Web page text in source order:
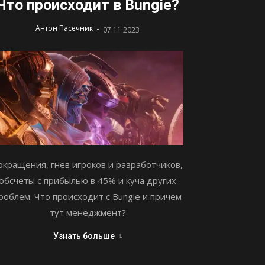
происходит в Bungie?
Антон Пасечник - 07.11.2023
гнев игроков и разработчиков,
с прибылью в 45% и куча других
Что происходит с Bungie и причем
тут менеджмент?
Узнать больше